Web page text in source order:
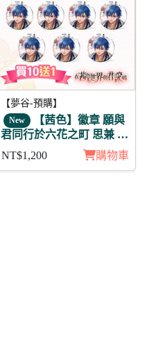
【夢谷-預購】
New 【茜色】徽章 願與
君同行於六花之町 思兼 11
NT$1,200 購物車